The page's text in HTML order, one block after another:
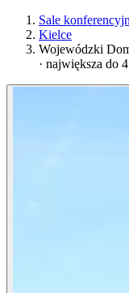
Sale
Kielce
Wojewódzki
· największa do